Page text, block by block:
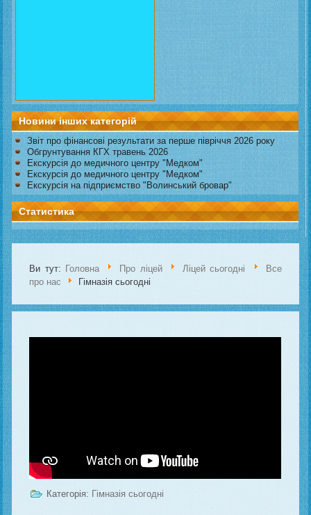
Новини інших категорій
Звіт про фінансові результати за перше півріччя 2026 року
Обгрунтування КГХ травень 2026
Екскурсія до медичного центру "Медком"
Екскурсія до медичного центру "Медком"
Екскурсія на підприємство "Волинський бровар"
Статистика
Ви тут: Головна Про ліцей Ліцей сьогодні
Все
про нас
Гімназія сьогодні
Категорія: Гімназія сьогодні